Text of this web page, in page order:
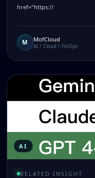
href="https://
M MofCloud
AI / Cloud / FinOps
AI
RELATED INSIGHT